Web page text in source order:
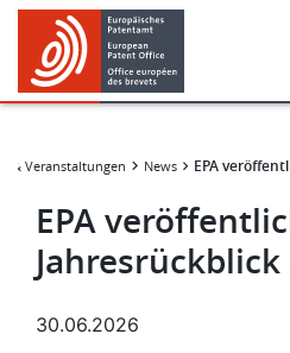
Skip
main
content
Skip
footer
& Veranstaltungen News EPA
EPA
Jahresrückblick
30.06.2026